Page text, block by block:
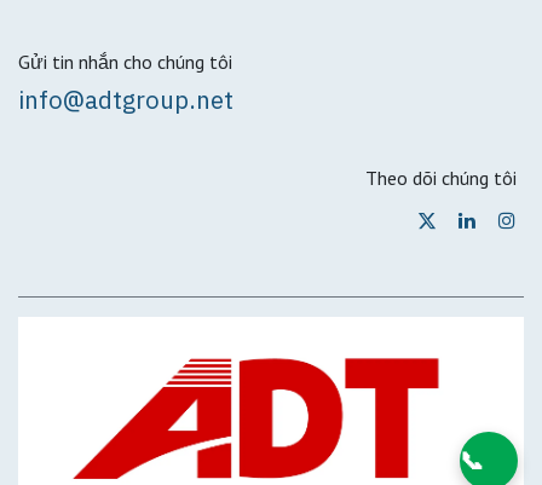
Gửi tin nhắn cho chúng tôi
info@adtgroup.net
Theo dõi chúng tôi
📞